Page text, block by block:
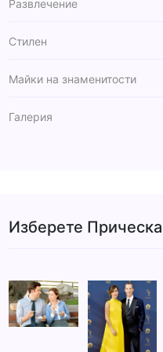
Развлечение
Стилен
Майки на знаменитости
Галерия
Изберете Прическа